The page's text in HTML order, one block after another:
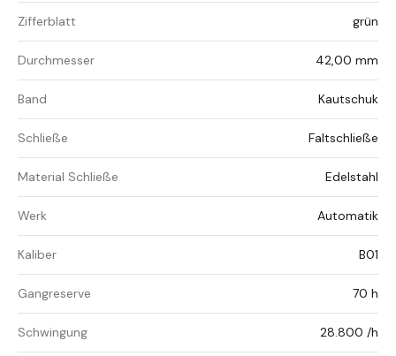
Zifferblatt grün
Durchmesser 42,00 mm
Band Kautschuk
Schließe Faltschließe
Material Schließe Edelstahl
Werk Automatik
Kaliber B01
Gangreserve 70 h
Schwingung 28.800 /h